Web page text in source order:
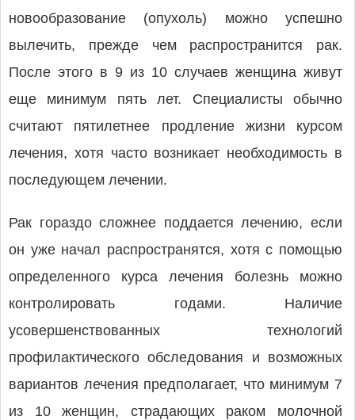
новообразование (опухоль) можно успешно
вылечить, прежде чем распространится рак.
После этого в 9 из 10 случаев женщина живут
еще минимум пять лет. Специалисты обычно
считают пятилетнее продление жизни курсом
лечения, хотя часто возникает необходимость в
последующем лечении.
Рак гораздо сложнее поддается лечению, если
он уже начал распространятся, хотя с помощью
определенного курса лечения болезнь можно
контролировать годами. Наличие
усовершенствованных технологий
профилактического обследования и возможных
вариантов лечения предполагает, что минимум 7
из 10 женщин, страдающих раком молочной